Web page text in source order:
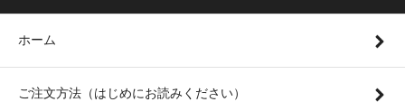
ホーム
ご注文方法（はじめにお読みください）